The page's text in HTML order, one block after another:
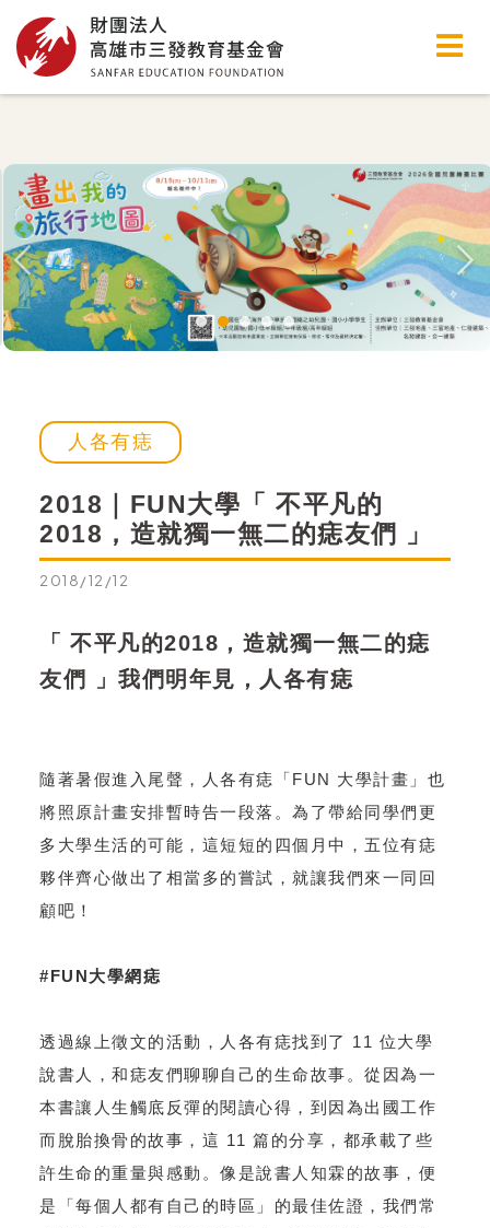
高雄市三發教育基金會
人各有痣
2018｜FUN大學「 不平凡的
2018，造就獨一無二的痣友們 」
2018/12/12
「
不平凡的2018，造就獨一無二的痣
友們 」我們明年見，人各有痣
隨著暑假進入尾聲，人各有痣「FUN 大學計畫」也
將照原計畫安排暫時告一段落。為了帶給同學們更
多大學生活的可能，這短短的四個月中，五位有痣
夥伴齊心做出了相當多的嘗試，就讓我們來一同回
顧吧！
#FUN大學網痣
透過線上徵文的活動，人各有痣找到了 11 位大學
說書人，和痣友們聊聊自己的生命故事。從因為一
本書讓人生觸底反彈的閱讀心得，到因為出國工作
而脫胎換骨的故事，這 11 篇的分享，都承載了些
許生命的重量與感動。像是說書人知霖的故事，便
是「每個人都有自己的時區」的最佳佐證，我們常